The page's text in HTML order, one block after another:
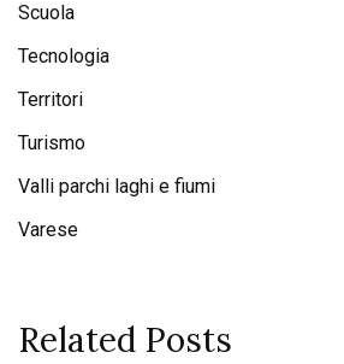
Scuola
Tecnologia
Territori
Turismo
Valli parchi laghi e fiumi
Varese
Related Posts